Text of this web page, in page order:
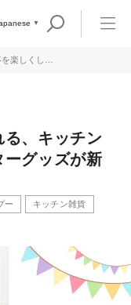
▼
楽しくして
、キッチン
ーグッズが新
ー キッチン雑貨